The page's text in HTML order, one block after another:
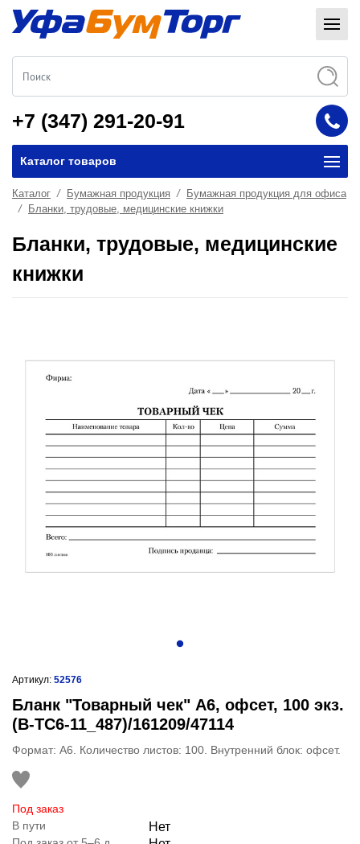
+7 (347) 291-20-91
Каталог товаров
Каталог Бумажная продукция
Бумажная продукция для офиса
Бланки, трудовые, медицинские книжки
Бланки, трудовые, медицинские
книжки
Артикул: 52576
Бланк "Товарный чек" А6, офсет, 100 экз.
(B-TC6-11_487)/161209/47114
Формат: А6. Количество листов: 100. Внутренний блок: офсет.
Под заказ
В пути
Нет